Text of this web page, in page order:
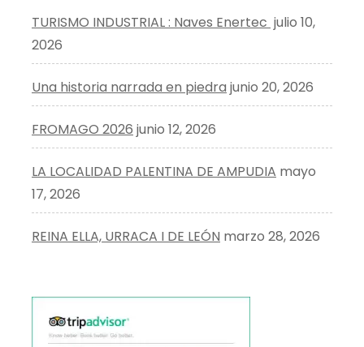
TURISMO INDUSTRIAL : Naves Enertec julio 10,
2026
Una historia narrada en piedra junio 20, 2026
FROMAGO 2026 junio 12, 2026
LA LOCALIDAD PALENTINA DE AMPUDIA mayo
17, 2026
REINA ELLA, URRACA I DE LEÓN marzo 28, 2026